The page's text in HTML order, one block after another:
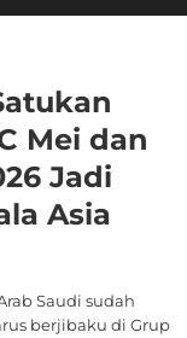
Mei dan
Jadi
Asia
Saudi sudah
berjibaku di Grup